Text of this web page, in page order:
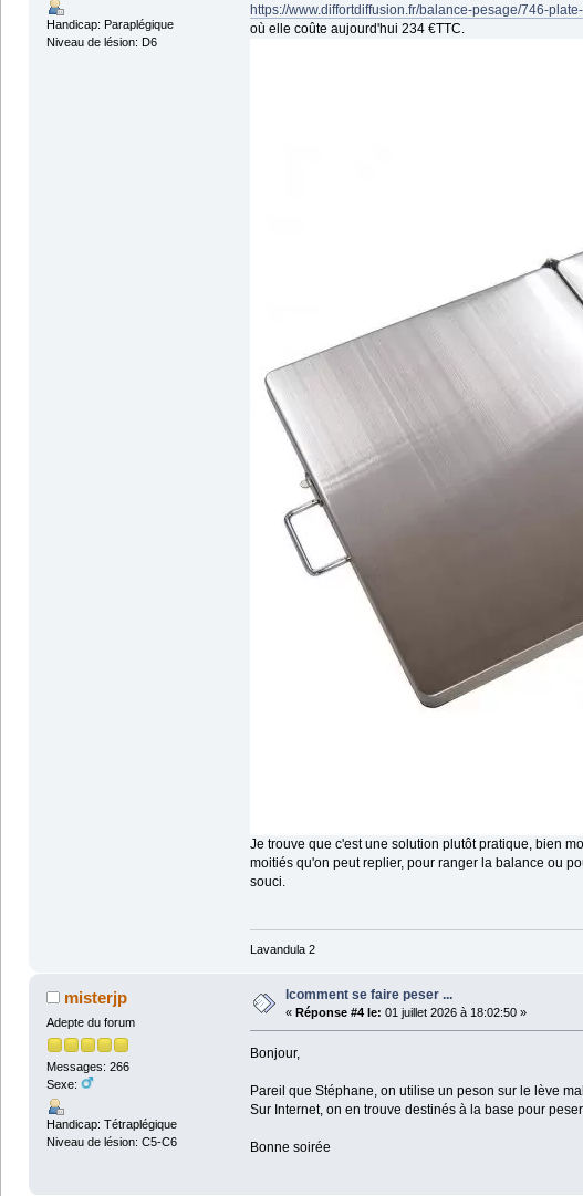
Handicap: Paraplégique
Niveau de lésion: D6
https://www.diffortdiffusion.fr/balance-pesage/746-
où elle coûte aujourd'hui 234 €TTC.
Je trouve que c'est une solution plutôt pratique, bien
moitiés qu'on peut replier, pour ranger la balance ou
souci.
Lavandula 2
misterjp
Adepte du forum
Messages: 266
Sexe:
Handicap: Tétraplégique
Niveau de lésion: C5-C6
lcomment se faire peser ...
« Réponse #4 le: 01 juillet 2026 à 18:02:50 »
Bonjour,
Pareil que Stéphane, on utilise un peson sur le lève
Sur Internet, on en trouve destinés à la base pour
Bonne soirée